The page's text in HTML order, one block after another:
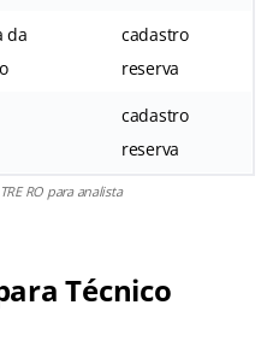
da
cadastro
reserva
cadastro
reserva
RO para analista
Técnico